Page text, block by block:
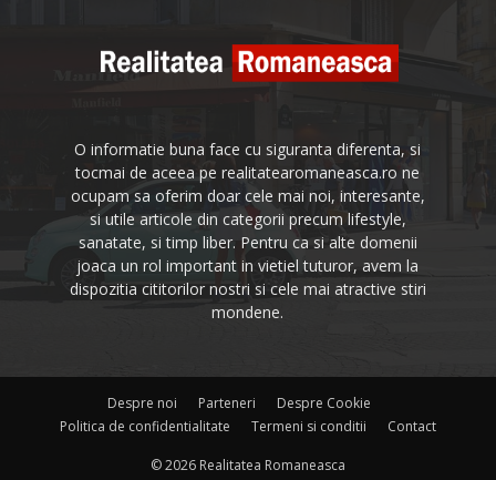
O informatie buna face cu siguranta diferenta, si
tocmai de aceea pe realitatearomaneasca.ro ne
ocupam sa oferim doar cele mai noi, interesante,
si utile articole din categorii precum lifestyle,
sanatate, si timp liber. Pentru ca si alte domenii
joaca un rol important in vietiel tuturor, avem la
dispozitia cititorilor nostri si cele mai atractive stiri
mondene.
Despre noi Parteneri
Despre Cookie
Politica de confidentialitate
Termeni si conditii Contact
© 2026 Realitatea Romaneasca